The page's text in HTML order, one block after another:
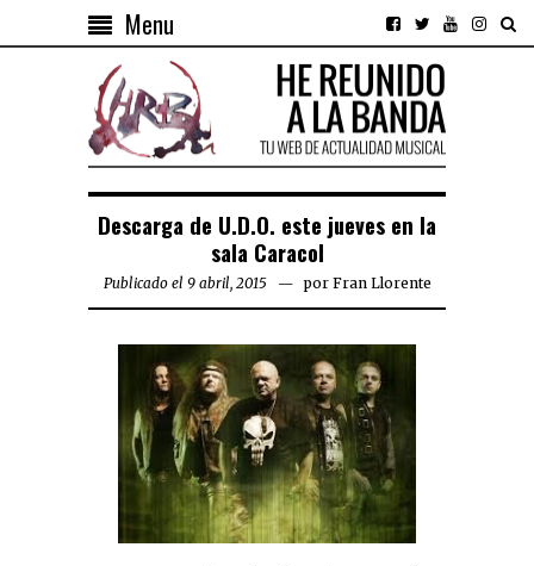
Menu
Descarga de U.D.O. este jueves en la
sala Caracol
Publicado el 9 abril, 2015 por Fran Llorente